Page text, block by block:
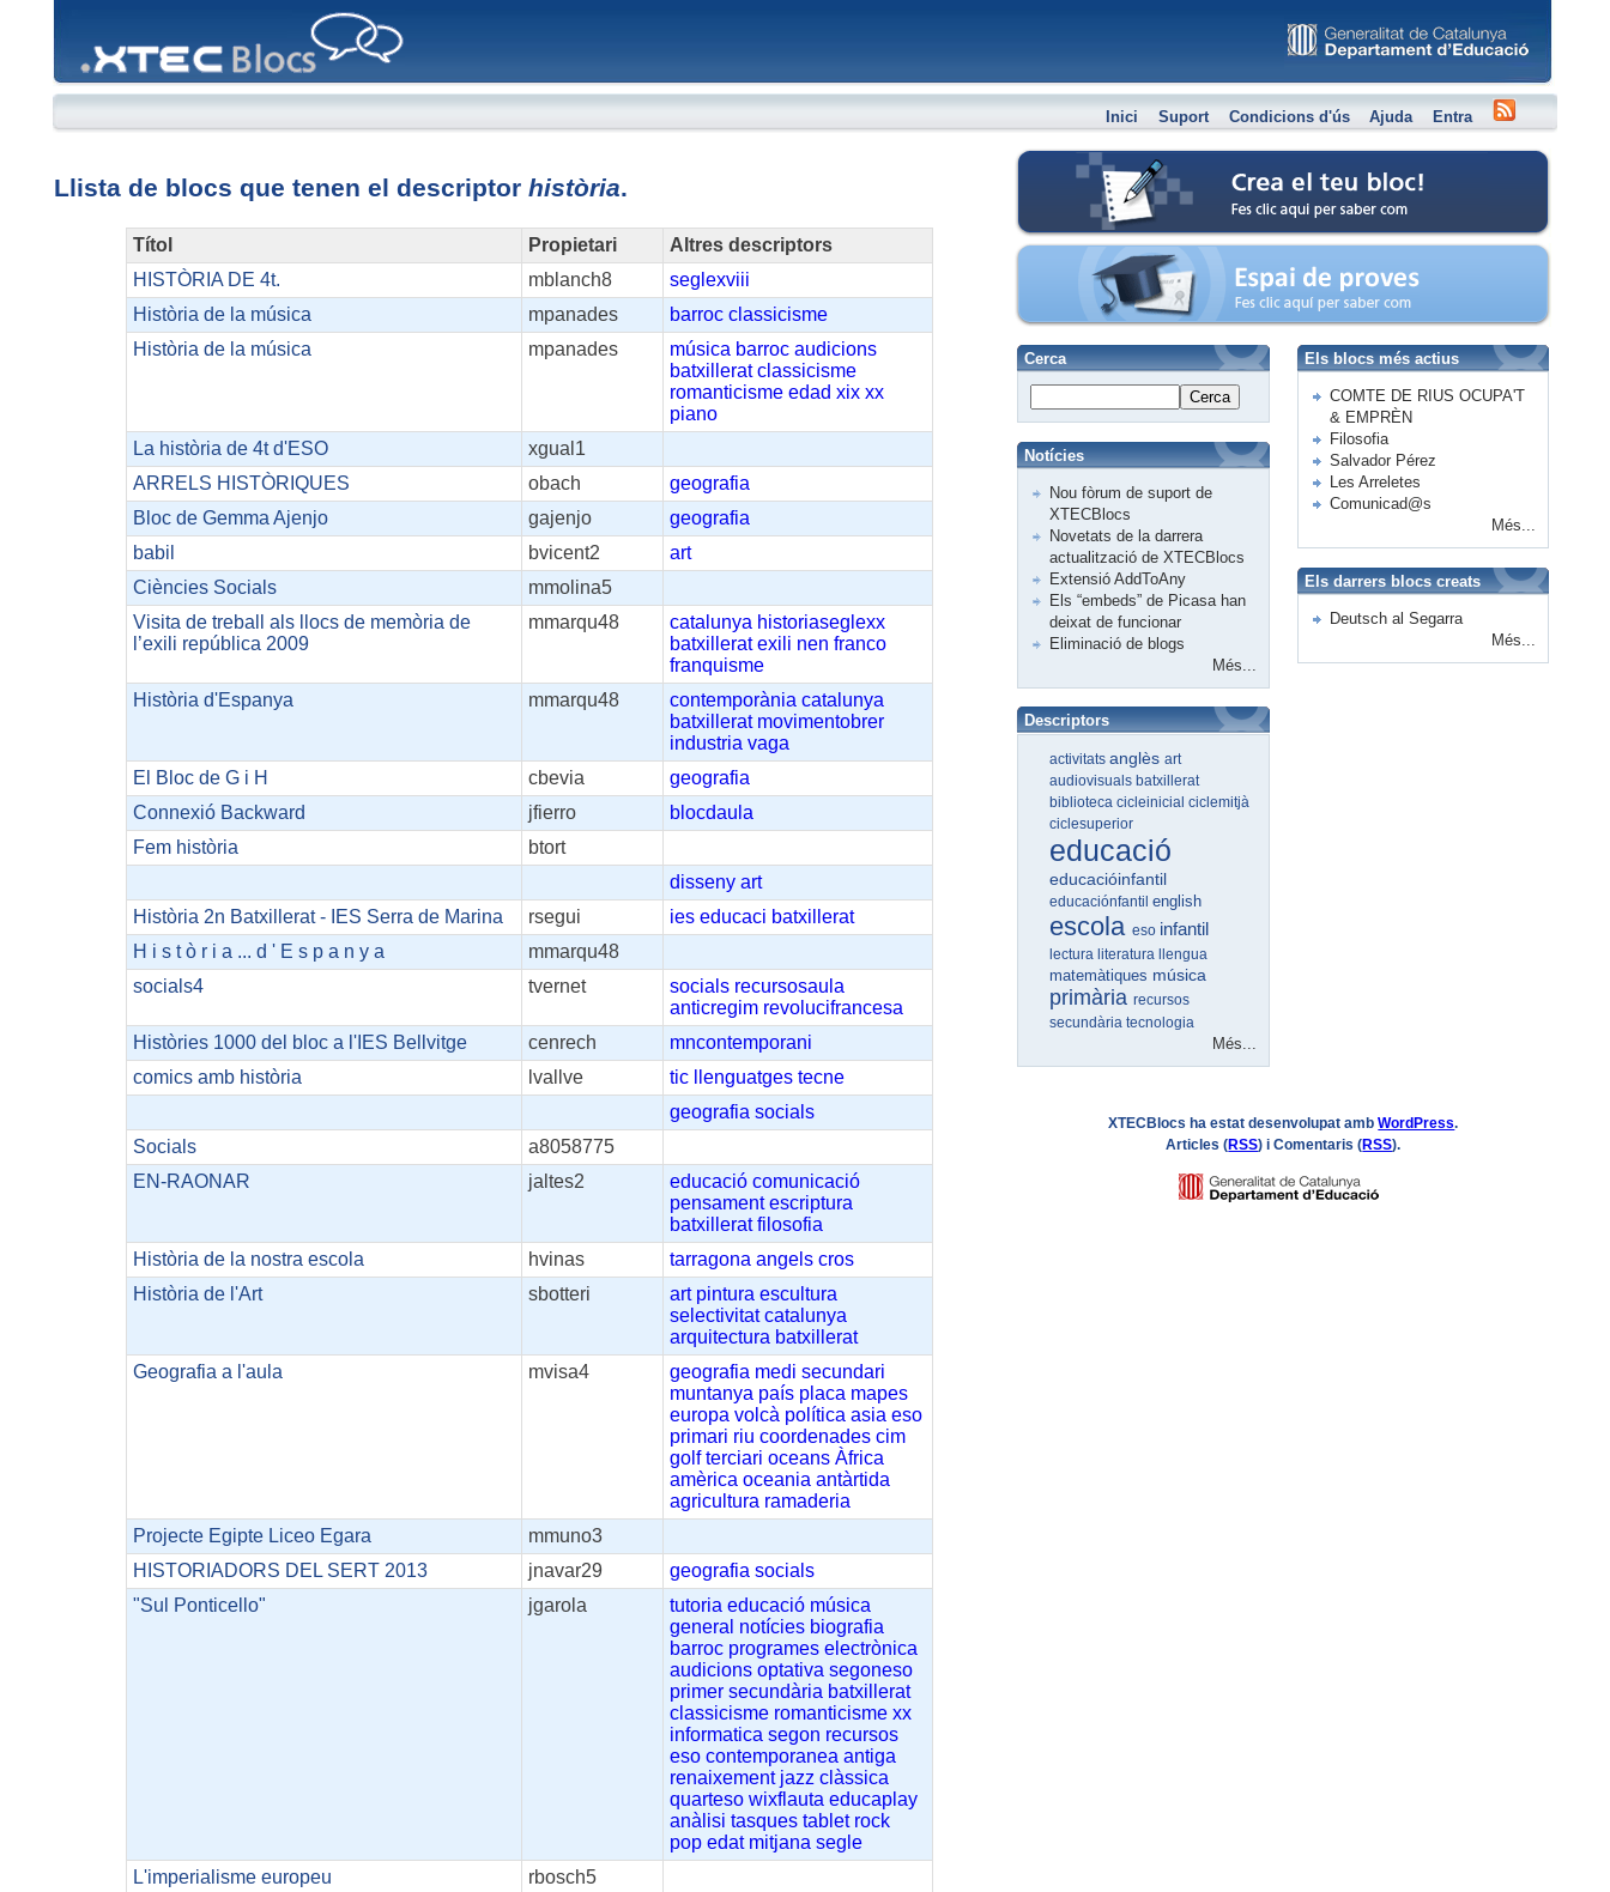
Inici Suport Condicions d'ús Ajuda Entra
Llista de blocs que tenen el descriptor història.
Títol Propietari
Altres descriptors
HISTÒRIA DE 4t.
mblanch8
seglexviii
Història de la música
mpanades barroc classicisme
Història de la música
mpanades música barroc audicions
batxillerat classicisme
romanticisme edad xix xx
piano
La història de 4t d'ESO
xgual1
ARRELS HISTÒRIQUES
obach
geografia
Bloc de Gemma Ajenjo
gajenjo
geografia
babil
bvicent2
art
Ciències Socials
mmolina5
Visita de treball als llocs de memòria de
l’exili república 2009
mmarqu48 catalunya historiaseglexx
batxillerat exili nen franco
franquisme
Història d'Espanya
mmarqu48 contemporània catalunya
batxillerat movimentobrer
industria vaga
El Bloc de G i H
cbevia
geografia
Connexió Backward
jfierro
blocdaula
Fem història
btort
disseny art
Història 2n Batxillerat - IES Serra de Marina
rsegui ies educaci batxillerat
H i s t ò r i a ... d ' E s p a n y a
mmarqu48
socials4
tvernet socials recursosaula
anticregim revolucifrancesa
Històries 1000 del bloc a l'IES Bellvitge
cenrech
mncontemporani
comics amb història
lvallve tic llenguatges tecne
geografia socials
Socials
a8058775
EN-RAONAR
jaltes2 educació comunicació
pensament escriptura
batxillerat filosofia
Història de la nostra escola
hvinas tarragona angels cros
Història de l'Art
sbotteri art pintura escultura
selectivitat catalunya
arquitectura batxillerat
Geografia a l'aula
mvisa4 geografia medi secundari
muntanya país placa mapes
europa volcà política asia eso
primari riu coordenades cim
golf terciari oceans Àfrica
amèrica oceania antàrtida
agricultura ramaderia
Projecte Egipte Liceo Egara
mmuno3
HISTORIADORS DEL SERT 2013
jnavar29 geografia socials
"Sul Ponticello"
jgarola tutoria educació música
general notícies biografia
barroc programes electrònica
audicions optativa segoneso
primer secundària batxillerat
classicisme romanticisme xx
informatica segon recursos
eso contemporanea antiga
renaixement jazz clàssica
quarteso wixflauta educaplay
anàlisi tasques tablet rock
pop edat mitjana segle
L'imperialisme europeu
rbosch5
Crea el teu bloc
Espai de proves
Cerca
Cerca
Notícies
Nou fòrum de suport de
XTECBlocs
Novetats de la darrera
actualització de XTECBlocs
Extensió AddToAny
Els “embeds” de Picasa han
deixat de funcionar
Eliminació de blogs
Més...
Descriptors
activitatsanglèsart
audiovisualsbatxillerat
bibliotecacicleinicialciclemitjà
ciclesuperior
educació
educacióinfantil
educaciónfantilenglish
escolaeso infantil
lecturaliteraturallengua
matemàtiques música
primàriarecursos
secundàriatecnologia
Més...
Els blocs més actius
COMTE DE RIUS OCUPA'T
& EMPRÈN
Filosofia
Salvador Pérez
Les Arreletes
Comunicad@s
Més...
Els darrers blocs creats
Deutsch al Segarra
Més...
XTECBlocs ha estat desenvolupat ambWordPress.
Articles (RSS) i Comentaris (RSS).
Logo GENCAT